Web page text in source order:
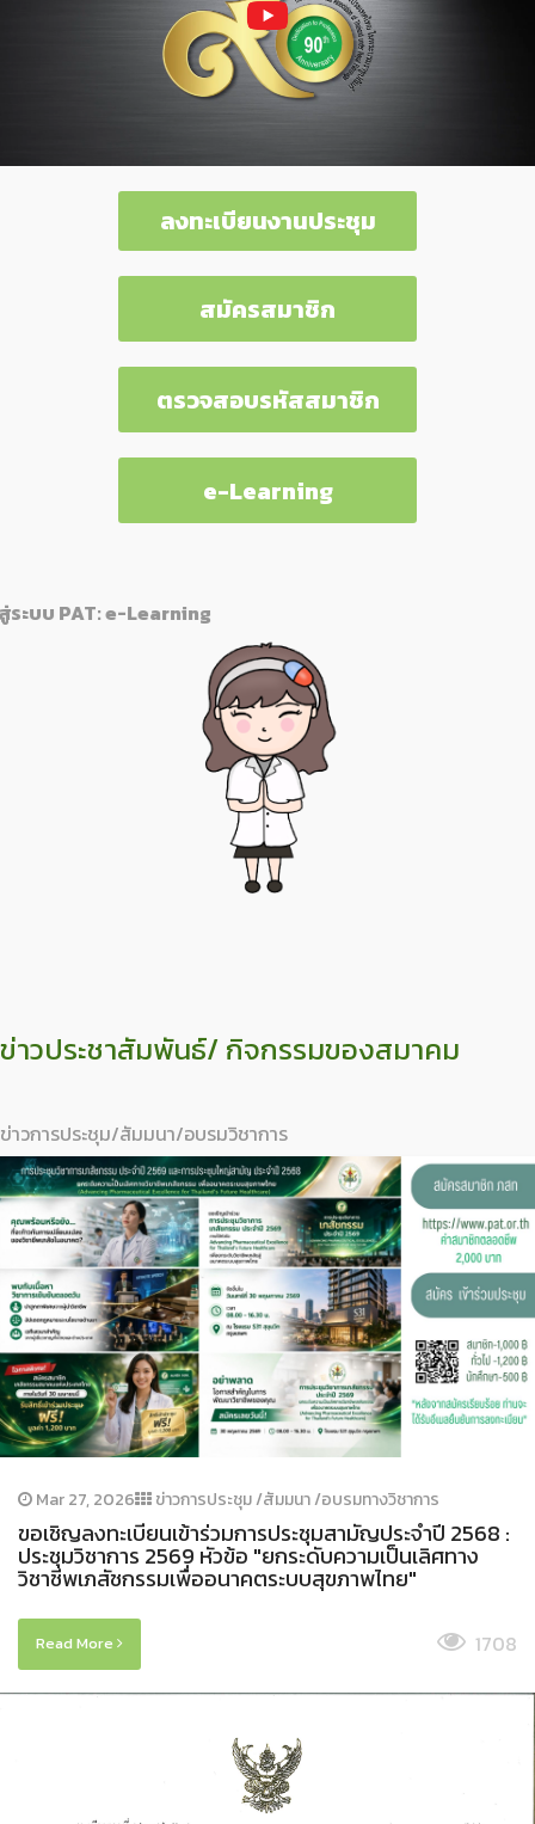
ลงทะเบียนงานประชุม
สมัครสมาชิก
ตรวจสอบรหัสสมาชิก
e-Learning
ข่าวประชาสัมพันธ์/ กิจกรรมของสมาคม
ข่าวการประชุม/สัมมนา/อบรมวิชาการ
Mar 27, 2026 ข่าวการประชุม /สัมมนา /อบรมทางวิชาการ
ขอเชิญลงทะเบียนเข้าร่วมการประชุมสามัญประจำปี 2568 :
ประชุมวิชาการ 2569 หัวข้อ "ยกระดับความเป็นเลิศทาง
วิชาชีพเภสัชกรรมเพื่ออนาคตระบบสุขภาพไทย"
Read More 1708